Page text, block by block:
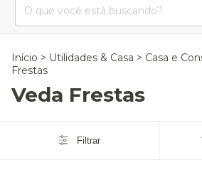
Início > Utilidades & Casa > Casa e
Frestas
Veda Frestas
Filtrar